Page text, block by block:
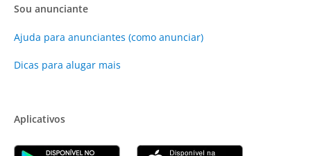
Sou anunciante
Ajuda para anunciantes (como anunciar)
Dicas para alugar mais
Aplicativos